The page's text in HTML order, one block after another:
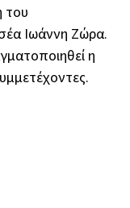
του
Ιωάννη Ζώρα.
η